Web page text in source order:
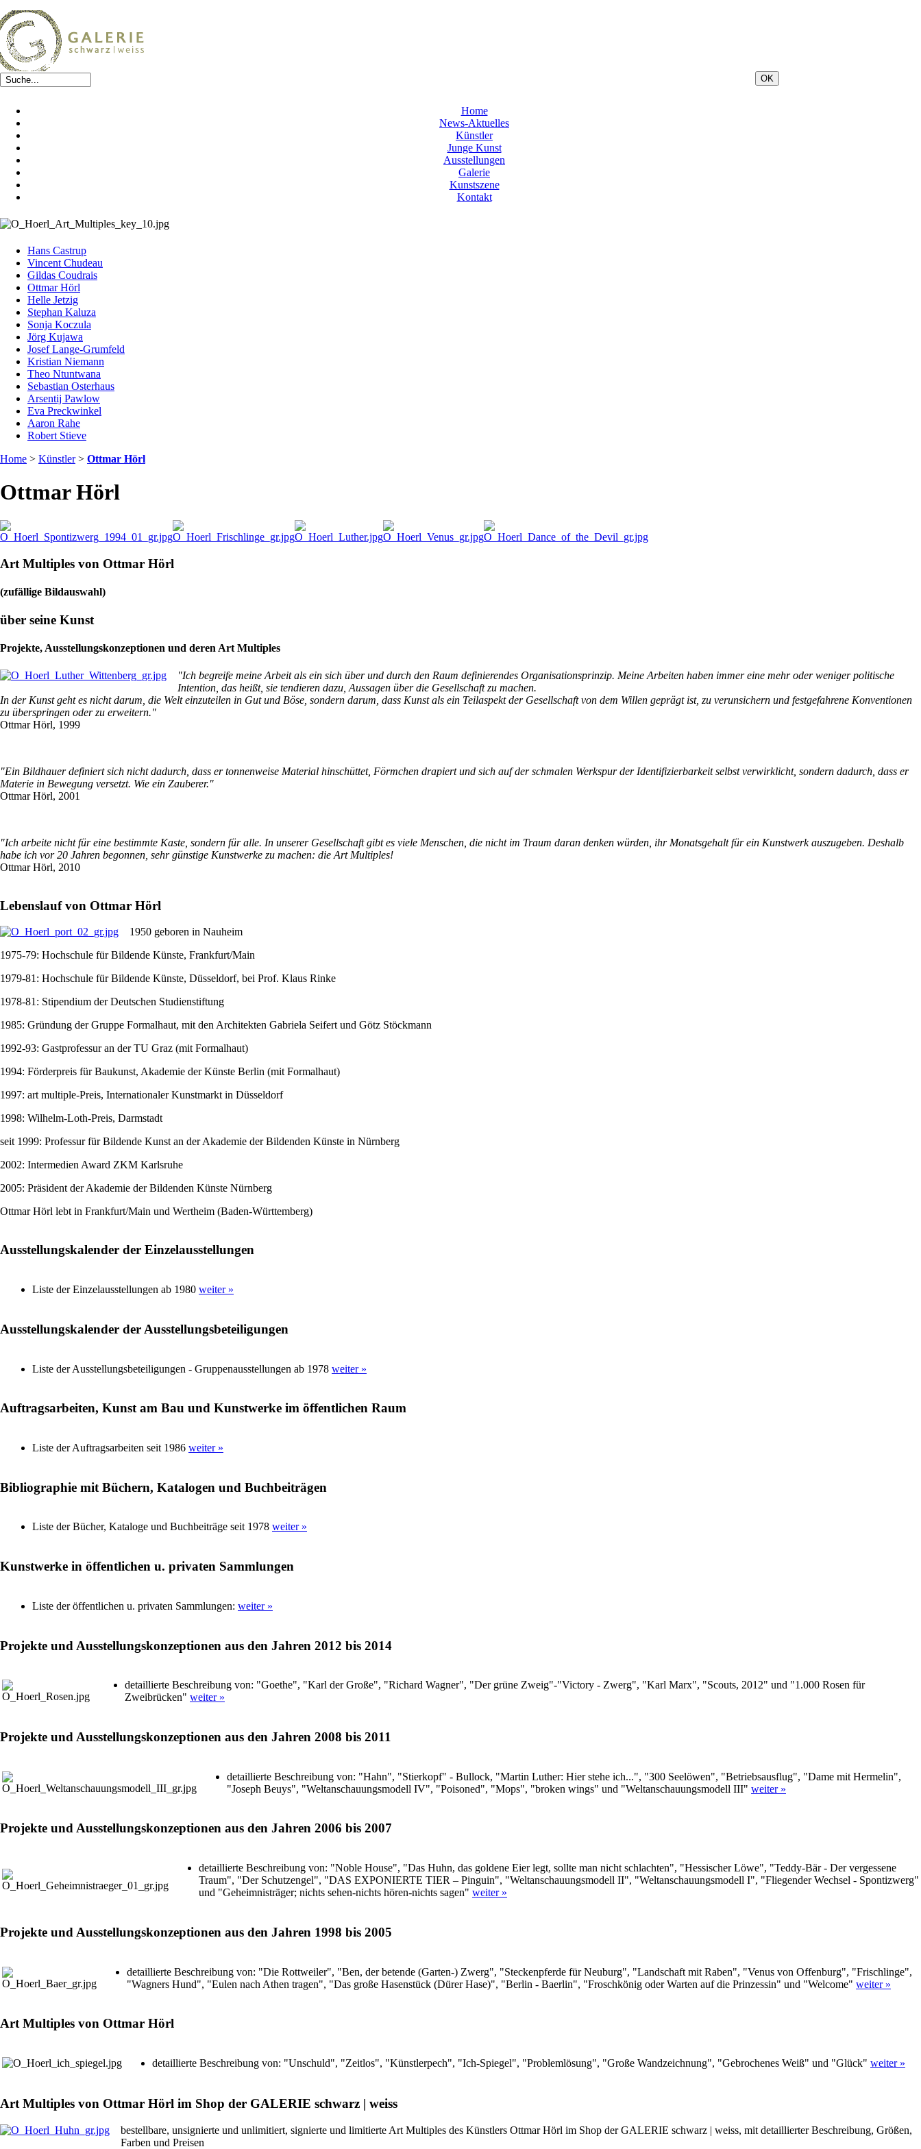
Home
News-Aktuelles
Künstler
Junge Kunst
Ausstellungen
Galerie
Kunstszene
Kontakt
Hans Castrup
Vincent Chudeau
Gildas Coudrais
Ottmar Hörl
Helle Jetzig
Stephan Kaluza
Sonja Koczula
Jörg Kujawa
Josef Lange-Grumfeld
Kristian Niemann
Theo Ntuntwana
Sebastian Osterhaus
Arsentij Pawlow
Eva Preckwinkel
Aaron Rahe
Robert Stieve
Home > Künstler > Ottmar Hörl
Ottmar Hörl
Art Multiples von Ottmar Hörl
(zufällige Bildauswahl)
über seine Kunst
Projekte, Ausstellungskonzeptionen und deren Art Multiples
"Ich begreife meine Arbeit als ein sich über und durch den Raum definierendes Organisationsprinzip. Meine Arbeiten haben immer eine mehr oder weniger politische
Intention, das heißt, sie tendieren dazu, Aussagen über die Gesellschaft zu machen.
In der Kunst geht es nicht darum, die Welt einzuteilen in Gut und Böse, sondern darum, dass Kunst als ein Teilaspekt der Gesellschaft von dem Willen geprägt ist, zu verunsichern und festgefahrene Konventionen
zu überspringen oder zu erweitern."
Ottmar Hörl, 1999
"Ein Bildhauer definiert sich nicht dadurch, dass er tonnenweise Material hinschüttet, Förmchen drapiert und sich auf der schmalen Werkspur der Identifizierbarkeit selbst verwirklicht, sondern dadurch, dass er
Materie in Bewegung versetzt. Wie ein Zauberer."
Ottmar Hörl, 2001
"Ich arbeite nicht für eine bestimmte Kaste, sondern für alle. In unserer Gesellschaft gibt es viele Menschen, die nicht im Traum daran denken würden, ihr Monatsgehalt für ein Kunstwerk auszugeben. Deshalb
habe ich vor 20 Jahren begonnen, sehr günstige Kunstwerke zu machen: die Art Multiples!
Ottmar Hörl, 2010
Lebenslauf von Ottmar Hörl
1950 geboren in Nauheim
1975-79: Hochschule für Bildende Künste, Frankfurt/Main
1979-81: Hochschule für Bildende Künste, Düsseldorf, bei Prof. Klaus Rinke
1978-81: Stipendium der Deutschen Studienstiftung
1985: Gründung der Gruppe Formalhaut, mit den Architekten Gabriela Seifert und Götz Stöckmann
1992-93: Gastprofessur an der TU Graz (mit Formalhaut)
1994: Förderpreis für Baukunst, Akademie der Künste Berlin (mit Formalhaut)
1997: art multiple-Preis, Internationaler Kunstmarkt in Düsseldorf
1998: Wilhelm-Loth-Preis, Darmstadt
seit 1999: Professur für Bildende Kunst an der Akademie der Bildenden Künste in Nürnberg
2002: Intermedien Award ZKM Karlsruhe
2005: Präsident der Akademie der Bildenden Künste Nürnberg
Ottmar Hörl lebt in Frankfurt/Main und Wertheim (Baden-Württemberg)
Ausstellungskalender der Einzelausstellungen
Liste der Einzelausstellungen ab 1980 weiter »
Ausstellungskalender der Ausstellungsbeteiligungen
Liste der Ausstellungsbeteiligungen - Gruppenausstellungen ab 1978 weiter »
Auftragsarbeiten, Kunst am Bau und Kunstwerke im öffentlichen Raum
Liste der Auftragsarbeiten seit 1986 weiter »
Bibliographie mit Büchern, Katalogen und Buchbeiträgen
Liste der Bücher, Kataloge und Buchbeiträge seit 1978 weiter »
Kunstwerke in öffentlichen u. privaten Sammlungen
Liste der öffentlichen u. privaten Sammlungen: weiter »
Projekte und Ausstellungskonzeptionen aus den Jahren 2012 bis 2014
detaillierte Beschreibung von: "Goethe", "Karl der Große", "Richard Wagner", "Der grüne Zweig"-"Victory - Zwerg", "Karl Marx", "Scouts, 2012" und "1.000 Rosen für
Zweibrücken" weiter »
Projekte und Ausstellungskonzeptionen aus den Jahren 2008 bis 2011
detaillierte Beschreibung von: "Hahn", "Stierkopf" - Bullock, "Martin Luther: Hier stehe ich...", "300 Seelöwen", "Betriebsausflug", "Dame mit Hermelin",
"Joseph Beuys", "Weltanschauungsmodell IV", "Poisoned", "Mops", "broken wings" und "Weltanschauungsmodell III" weiter »
Projekte und Ausstellungskonzeptionen aus den Jahren 2006 bis 2007
detaillierte Beschreibung von: "Noble House", "Das Huhn, das goldene Eier legt, sollte man nicht schlachten", "Hessischer Löwe", "Teddy-Bär - Der vergessene
Traum", "Der Schutzengel", "DAS EXPONIERTE TIER – Pinguin", "Weltanschauungsmodell II", "Weltanschauungsmodell I", "Fliegender Wechsel - Spontizwerg"
und "Geheimnisträger; nichts sehen-nichts hören-nichts sagen" weiter »
Projekte und Ausstellungskonzeptionen aus den Jahren 1998 bis 2005
detaillierte Beschreibung von: "Die Rottweiler", "Ben, der betende (Garten-) Zwerg", "Steckenpferde für Neuburg", "Landschaft mit Raben", "Venus von Offenburg", "Frischlinge",
"Wagners Hund", "Eulen nach Athen tragen", "Das große Hasenstück (Dürer Hase)", "Berlin - Baerlin", "Froschkönig oder Warten auf die Prinzessin" und "Welcome" weiter »
Art Multiples von Ottmar Hörl
detaillierte Beschreibung von: "Unschuld", "Zeitlos", "Künstlerpech", "Ich-Spiegel", "Problemlösung", "Große Wandzeichnung", "Gebrochenes Weiß" und "Glück" weiter »
Art Multiples von Ottmar Hörl im Shop der GALERIE schwarz | weiss
bestellbare, unsignierte und unlimitiert, signierte und limitierte Art Multiples des Künstlers Ottmar Hörl im Shop der GALERIE schwarz | weiss, mit detaillierter Beschreibung, Größen,
Farben und Preisen